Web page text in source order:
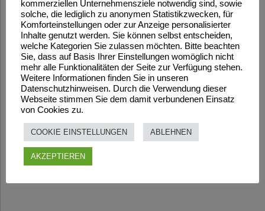
kommerziellen Unternehmensziele notwendig sind, sowie
solche, die lediglich zu anonymen Statistikzwecken, für
Komforteinstellungen oder zur Anzeige personalisierter
Inhalte genutzt werden. Sie können selbst entscheiden,
welche Kategorien Sie zulassen möchten. Bitte beachten
Sie, dass auf Basis Ihrer Einstellungen womöglich nicht
mehr alle Funktionalitäten der Seite zur Verfügung stehen.
Weitere Informationen finden Sie in unseren
Datenschutzhinweisen. Durch die Verwendung dieser
Webseite stimmen Sie dem damit verbundenen Einsatz
von Cookies zu.
COOKIE EINSTELLUNGEN ABLEHNEN
AKZEPTIEREN